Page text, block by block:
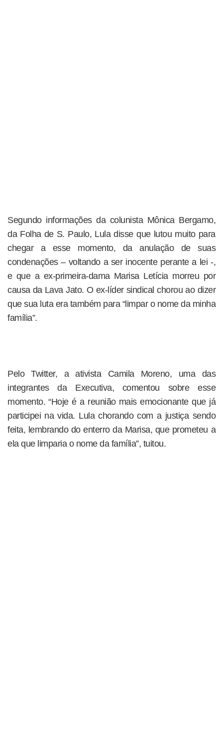
Segundo informações da colunista Mônica Bergamo,
da Folha de S. Paulo, Lula disse que lutou muito para
chegar a esse momento, da anulação de suas
condenações – voltando a ser inocente perante a lei -,
e que a ex-primeira-dama Marisa Letícia morreu por
causa da Lava Jato. O ex-líder sindical chorou ao dizer
que sua luta era também para “limpar o nome da minha
família”.
Pelo Twitter, a ativista Camila Moreno, uma das
integrantes da Executiva, comentou sobre esse
momento. “Hoje é a reunião mais emocionante que já
participei na vida. Lula chorando com a justiça sendo
feita, lembrando do enterro da Marisa, que prometeu a
ela que limparia o nome da família”, tuitou.